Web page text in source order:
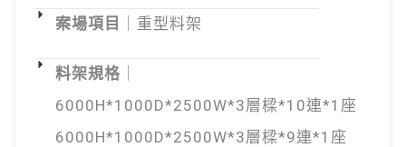
案場項目 ｜重型料架
料架規格
6000H*1000D*2500W*3層樑*10連*1座
6000H*1000D*2500W*3層樑*9連*1座